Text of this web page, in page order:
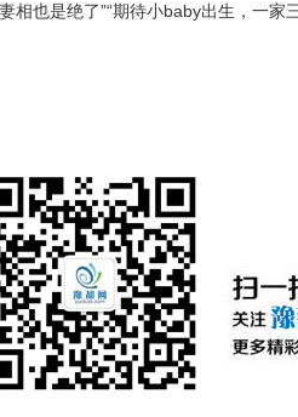
相也是绝了”“期待小baby出生，一家